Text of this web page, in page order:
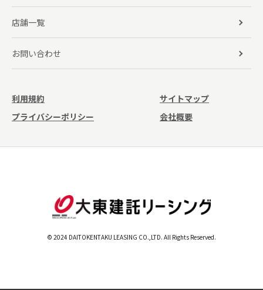
店舗一覧
お問い合わせ
利用規約
サイトマップ
プライバシーポリシー
会社概要
© 2024 DAITOKENTAKU LEASING CO.,LTD. All Rights Reserved.